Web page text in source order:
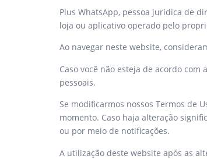
Plus WhatsApp, pessoa jurídica de
loja ou aplicativo operado pelo
Ao navegar neste website,
Caso você não esteja de acordo
pessoais.
Se modificarmos nossos Termos de
momento. Caso haja alteração
ou por meio de notificações.
A utilização deste website após as